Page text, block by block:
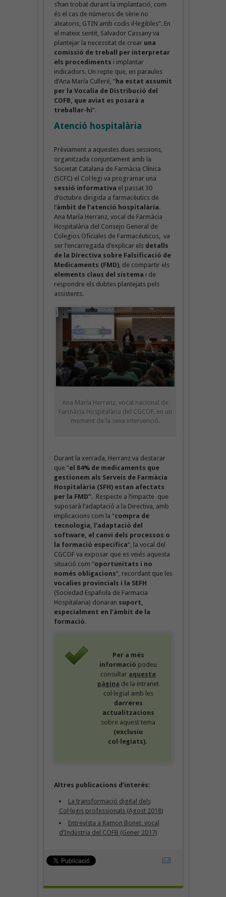
s’han trobat durant la implantació, com
és el cas de números de sèrie no
aleatoris, GTIN amb codis il·legibles”. En
el mateix sentit, Salvador Cassany va
plantejar la necessitat de crear una
comissió de treball
per interpretar
els procediments i implantar
indicadors. Un repte que, en paraules
d’Ana María Culleré, “ha estat assumit
per la Vocalia de Distribució del
COFB, que aviat es posarà a
treballar-hi“.
Atenció hospitalària
Prèviament a aquestes dues sessions,
organitzada conjuntament amb la
Societat Catalana de Farmàcia Clínica
(SCFC) el Col·legi va programar una
sessió informativa el passat 30
d’octubre dirigida a farmacèutics de
l’àmbit de l’atenció hospitalària.
Ana María Herranz, vocal de Farmàcia
Hospitalària del Consejo General de
Colegios Oficiales de Farmacéuticos, va
ser l’encarregada d’explicar els detalls
de la Directiva sobre Falsificació de
Medicaments (FMD), de compartir els
elements claus del sistema i de
respondre els dubtes plantejats pels
assistents.
Ana María Herranz, vocal nacional de
Farmàcia Hospitalària del CGCOF, en un
moment de la seva intervenció.
Durant la xerrada, Herranz va destacar
que “el 84% de medicaments que
gestionem als Serveis de Farmàcia
Hospitalària (SFH) estan afectats
per la FMD”. Respecte a l’impacte que
suposarà l’adaptació a la Directiva, amb
implicacions com la “compra de
tecnologia, l’adaptació del
software, el canvi dels processos o
la formació específica“, la vocal del
CGCOF va exposar que es veiés aquesta
situació com “oportunitats i no
només obligacions“, recordant que les
vocalies provincials i la SEFH
(Sociedad Española de Farmacia
Hospitalaria) donaran suport,
especialment en l’àmbit de la
formació.
Per a més
informació podeu
consultar aquesta
pàgina de la intranet
col·legial amb les
darreres
actualitzacions
sobre aquest tema
(exclusiu
col·legiats).
Altres publicacions d’interès:
La transformació digital dels
Col·legis professionals (Agost 2018)
Entrevista a Ramon Bonet, vocal
d’Indústria del COFB (Gener 2017)